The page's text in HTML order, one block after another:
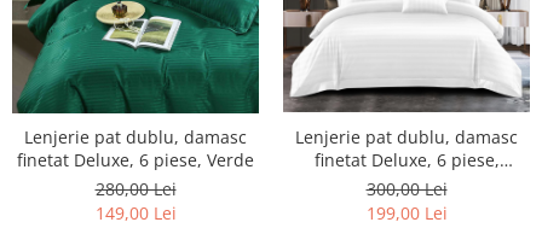
Lenjerie pat dublu, damasc
finetat Deluxe, 6 piese, Verde
280,00 Lei
149,00 Lei
Lenjerie pat dublu, damasc
finetat Deluxe, 6 piese,
cearceaf pat cu elastic, Alb,
RS47E
300,00 Lei
199,00 Lei